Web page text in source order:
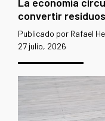
convertir
Publicado por Rafael
27 julio, 2026